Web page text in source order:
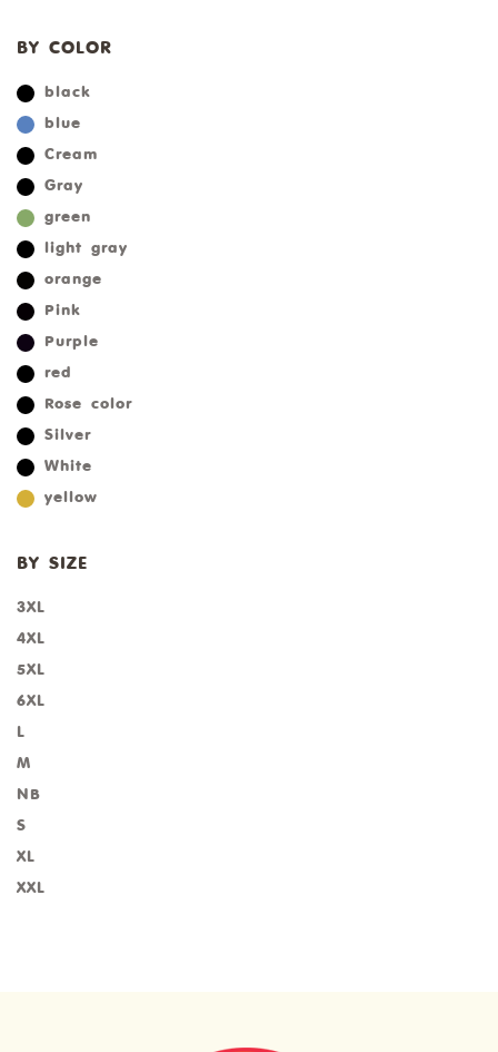
BY COLOR
black
blue
Cream
Gray
green
light gray
orange
Pink
Purple
red
Rose color
Silver
White
yellow
BY SIZE
3XL
4XL
5XL
6XL
L
M
NB
S
XL
XXL